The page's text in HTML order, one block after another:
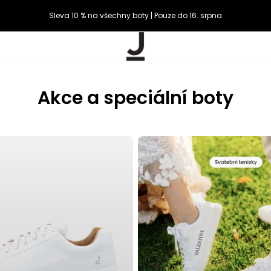
Sleva 10 % na všechny boty | Pouze do 16. srpna
Akce a speciální boty